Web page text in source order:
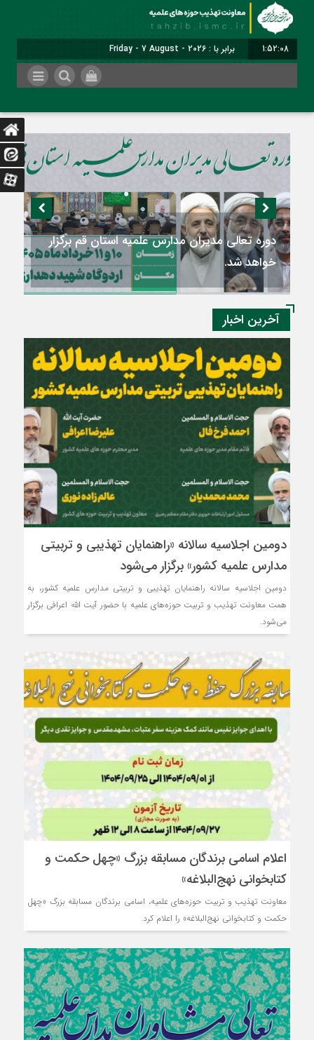
1:52:09 برابر با : Friday - 7 August - 2026
دومین اجلاسیه سالانه «راهنمایان تهذیبی و تربیتی
مدارس علمیه کشور» برگزار می‌شود
آخرین اخبار
دومین اجلاسیه سالانه «راهنمایان تهذیبی و تربیتی
مدارس علمیه کشور» برگزار می‌شود
دومین اجلاسیه سالانه راهنمایان تهذیبی و تربیتی مدارس علمیه کشور، به
همت معاونت تهذیب و تربیت حوزه‌های علمیه با حضور آیت الله اعرافی برگزار
می‌شود.
اعلام اسامی برندگان مسابقه بزرگ «چهل حکمت و
کتابخوانی نهج‌البلاغه»
معاونت تهذیب و تربیت حوزه‌های علمیه، اسامی برندگان مسابقه بزرگ «چهل
حکمت و کتابخوانی نهج‌البلاغه» را اعلام کرد.